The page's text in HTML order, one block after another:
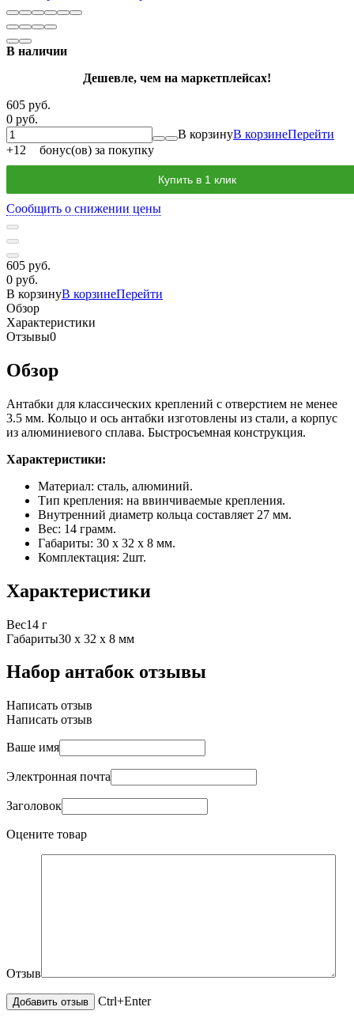
В наличии
Дешевле, чем на маркетплейсах!
605 руб.
0 руб.
В корзинуВ корзинеПерейти
+12 бонус(ов) за покупку
Купить в 1 клик
Сообщить о снижении цены
605 руб.
0 руб.
В корзинуВ корзинеПерейти
Обзор
Характеристики
Отзывы0
Обзор
Антабки для классических креплений с отверстием не менее
3.5 мм. Кольцо и ось антабки изготовлены из стали, а корпус
из алюминиевого сплава. Быстросъемная конструкция.
Характеристики:
Материал: сталь, алюминий.
Тип крепления: на ввинчиваемые крепления.
Внутренний диаметр кольца составляет 27 мм.
Вес: 14 грамм.
Габариты: 30 х 32 х 8 мм.
Комплектация: 2шт.
Характеристики
Вес14 г
Габариты30 х 32 х 8 мм
Набор антабок отзывы
Написать отзыв
Написать отзыв
Ваше имя
Электронная почта
Заголовок
Оцените товар
Отзыв
Ctrl+Enter